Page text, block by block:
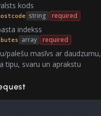
kods
string required
indekss
array required
palešu masīvs ar daudzumu,
tipu, svaru un aprakstu